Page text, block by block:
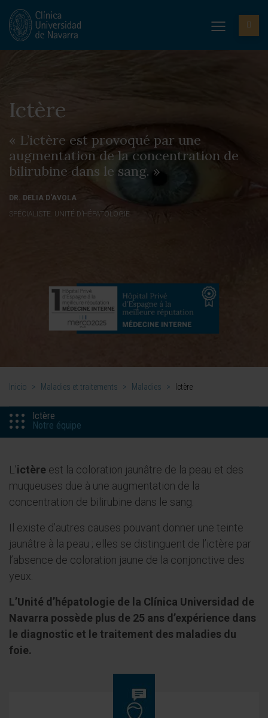
Ictère
« L’ictère est provoqué par une
augmentation de la concentration de
bilirubine dans le sang. »
DR. DELIA D'AVOLA
SPÉCIALISTE. UNITÉ D’HÉPATOLOGIE
Inicio > Maladies et traitements > Maladies > Ictère
Ictère
Notre équipe
L’ictère est la coloration jaunâtre de la peau et des
muqueuses due à une augmentation de la
concentration de bilirubine dans le sang.
Il existe d’autres causes pouvant donner une teinte
jaunâtre à la peau ; elles se distinguent de l’ictère par
l’absence de coloration jaune de la conjonctive des
yeux.
L’Unité d’hépatologie de la Clínica Universidad de
Navarra possède plus de 25 ans d’expérience dans
le diagnostic et le traitement des maladies du
foie.